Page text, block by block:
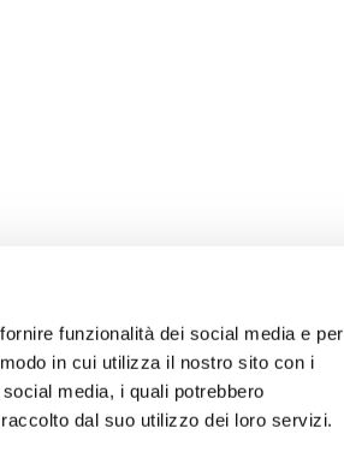
funzionalità dei social media e per
in cui utilizza il nostro sito con i
media, i quali potrebbero
dal suo utilizzo dei loro servizi.